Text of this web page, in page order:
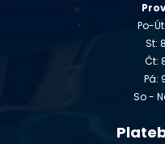
Po-
St:
Čt:
Pá:
So -